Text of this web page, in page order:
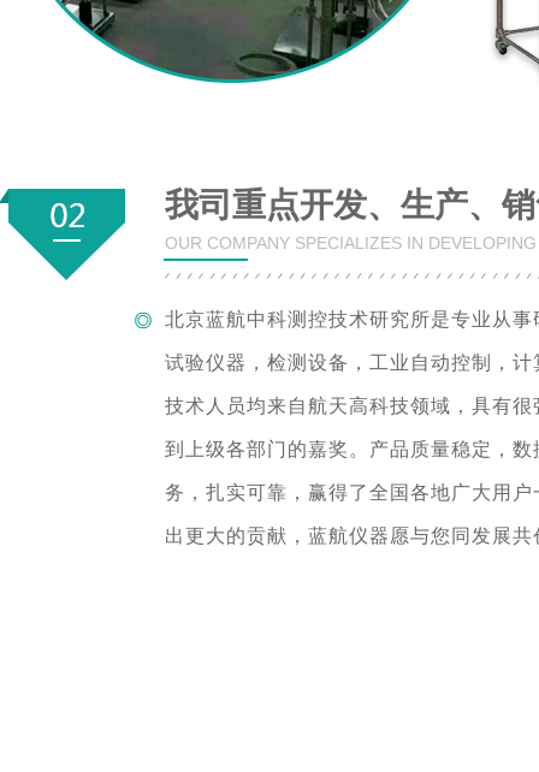
我司重点开发、生产、
OUR COMPANY SPECIALIZES IN
北京蓝航中科测控技术研究所是专业从
试验仪器，检测设备，工业自动控制，
技术人员均来自航天高科技领域，具有
到上级各部门的嘉奖。产品质量稳定，
务，扎实可靠，赢得了全国各地广大用
出更大的贡献，蓝航仪器愿与您同发展共